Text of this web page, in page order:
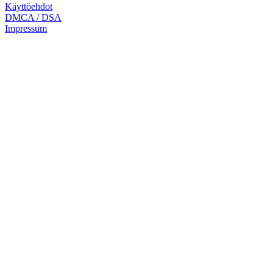
Käyttöehdot
DMCA / DSA
Impressum